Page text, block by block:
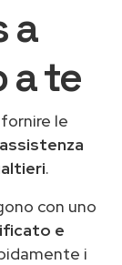
a
a te
le
assistenza
.
con uno
e
i